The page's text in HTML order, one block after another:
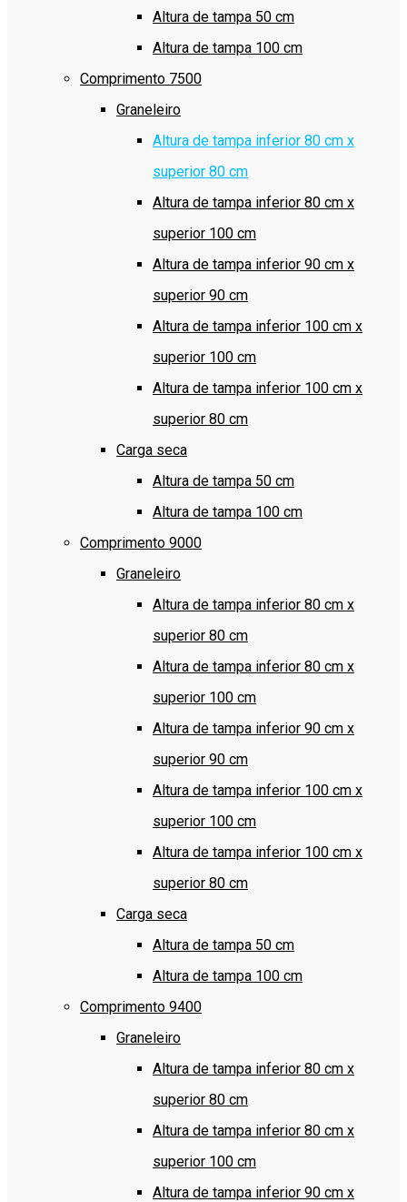
Altura de tampa 50 cm
Altura de tampa 100 cm
Comprimento 7500
Graneleiro
Altura de tampa inferior 80 cm x
superior 80 cm
Altura de tampa inferior 80 cm x
superior 100 cm
Altura de tampa inferior 90 cm x
superior 90 cm
Altura de tampa inferior 100 cm x
superior 100 cm
Altura de tampa inferior 100 cm x
superior 80 cm
Carga seca
Altura de tampa 50 cm
Altura de tampa 100 cm
Comprimento 9000
Graneleiro
Altura de tampa inferior 80 cm x
superior 80 cm
Altura de tampa inferior 80 cm x
superior 100 cm
Altura de tampa inferior 90 cm x
superior 90 cm
Altura de tampa inferior 100 cm x
superior 100 cm
Altura de tampa inferior 100 cm x
superior 80 cm
Carga seca
Altura de tampa 50 cm
Altura de tampa 100 cm
Comprimento 9400
Graneleiro
Altura de tampa inferior 80 cm x
superior 80 cm
Altura de tampa inferior 80 cm x
superior 100 cm
Altura de tampa inferior 90 cm x